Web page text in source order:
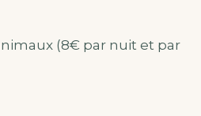
(8€ par nuit et par